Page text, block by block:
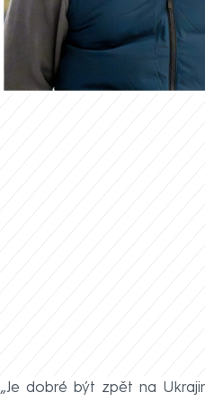
ohledně územní
ale rozčílila
nemluví za Británii.
„Je dobré být zpět na